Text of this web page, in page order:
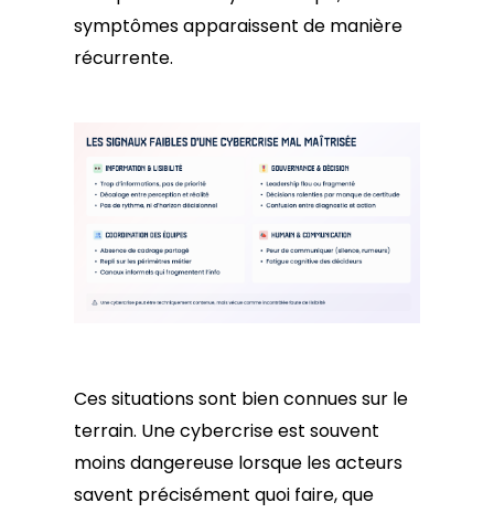
symptômes apparaissent de manière
récurrente.
Ces situations sont bien connues sur le
terrain. Une cybercrise est souvent
moins dangereuse lorsque les acteurs
savent précisément quoi faire, que